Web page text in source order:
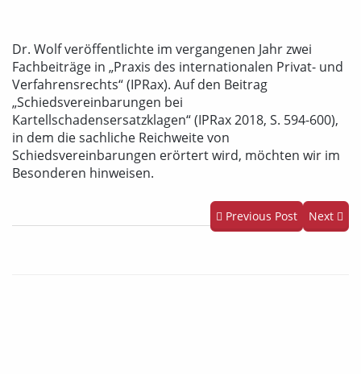
Dr. Wolf veröffentlichte im vergangenen Jahr zwei
Fachbeiträge in „Praxis des internationalen Privat- und
Verfahrensrechts“ (IPRax). Auf den Beitrag
„Schiedsvereinbarungen bei
Kartellschadensersatzklagen“ (IPRax 2018, S. 594-600),
in dem die sachliche Reichweite von
Schiedsvereinbarungen erörtert wird, möchten wir im
Besonderen hinweisen.
Previous Post Next